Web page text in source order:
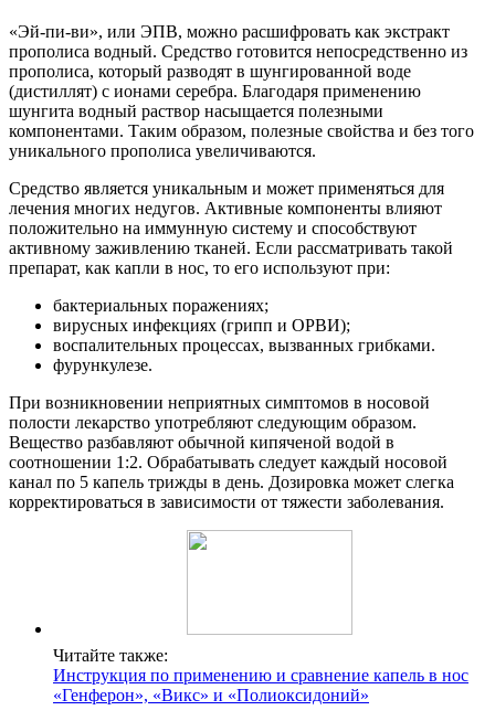
«Эй-пи-ви», или ЭПВ, можно расшифровать как экстракт
прополиса водный. Средство готовится непосредственно из
прополиса, который разводят в шунгированной воде
(дистиллят) с ионами серебра. Благодаря применению
шунгита водный раствор насыщается полезными
компонентами. Таким образом, полезные свойства и без того
уникального прополиса увеличиваются.
Средство является уникальным и может применяться для
лечения многих недугов. Активные компоненты влияют
положительно на иммунную систему и способствуют
активному заживлению тканей. Если рассматривать такой
препарат, как капли в нос, то его используют при:
бактериальных поражениях;
вирусных инфекциях (грипп и ОРВИ);
воспалительных процессах, вызванных грибками.
фурункулезе.
При возникновении неприятных симптомов в носовой
полости лекарство употребляют следующим образом.
Вещество разбавляют обычной кипяченой водой в
соотношении 1:2. Обрабатывать следует каждый носовой
канал по 5 капель трижды в день. Дозировка может слегка
корректироваться в зависимости от тяжести заболевания.
Читайте также:
Инструкция по применению и сравнение капель в нос
«Генферон», «Викс» и «Полиоксидоний»